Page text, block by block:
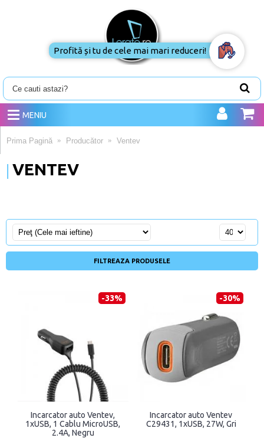
MENIU
Prima Pagină Producător Ventev
VENTEV
FILTREAZA PRODUSELE
-33%
Incarcator auto Ventev,
1xUSB, 1 Cablu MicroUSB,
2.4A, Negru
-30%
Incarcator auto Ventev
C29431, 1xUSB, 27W, Gri
Profită și tu de cele mai mari reduceri!